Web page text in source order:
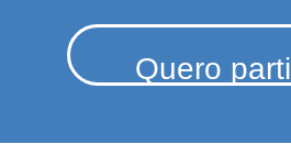
Quero